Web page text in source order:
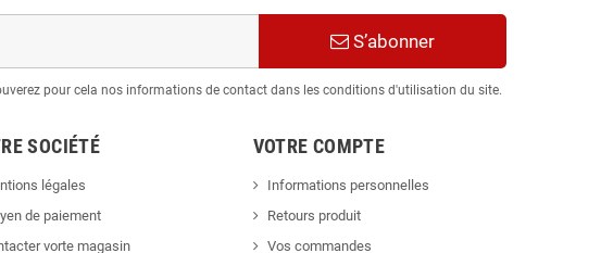
S’abonner
pour cela nos informations de contact dans les conditions d'utilisation du site.
SOCIÉTÉ
légales
de paiement
vorte magasin
VOTRE COMPTE
Informations personnelles
Retours produit
Vos commandes